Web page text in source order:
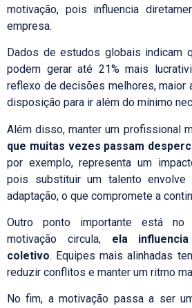
motivação, pois influencia
empresa.
Dados de estudos globais indicam
podem gerar até 21% mais
reflexo de decisões melhores, maior
disposição para ir além do mínimo
Além disso, manter um profissional
que muitas vezes passam
por exemplo, representa um
pois substituir um talento envolve
adaptação, o que compromete a
Outro ponto importante está no
motivação circula, ela
coletivo. Equipes mais alinhadas
reduzir conflitos e manter um ritmo
No fim, a motivação passa a ser